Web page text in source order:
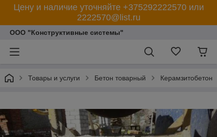
Цену и наличие уточняйте +375292222570 или
2222570@list.ru
ООО "Конструктивные системы"
Товары и услуги Бетон товарный Керамзитобетон